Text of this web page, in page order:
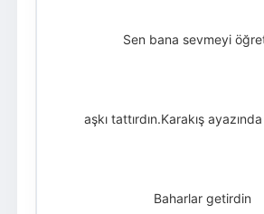
Sen bana sevmeyi
aşkı tattırdın.Karakış
Baharlar getirdin